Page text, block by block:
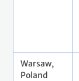
Warsaw,
Poland